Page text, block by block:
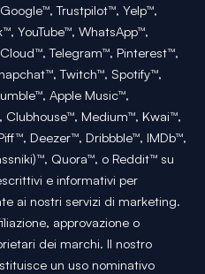
Trustpilot™, Yelp™,
YouTube™, WhatsApp™,
Telegram™, Pinterest™,
Twitch™, Spotify™,
Apple Music™,
Medium™, Kwai™,
Deezer™, Dribbble™, IMDb™,
Quora™, o Reddit™ su
e informativi per
ai nostri servizi di marketing.
approvazione o
dei marchi. Il nostro
un uso nominativo